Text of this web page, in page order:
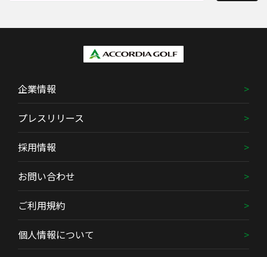
企業情報
プレスリリース
採用情報
お問い合わせ
ご利用規約
個人情報について